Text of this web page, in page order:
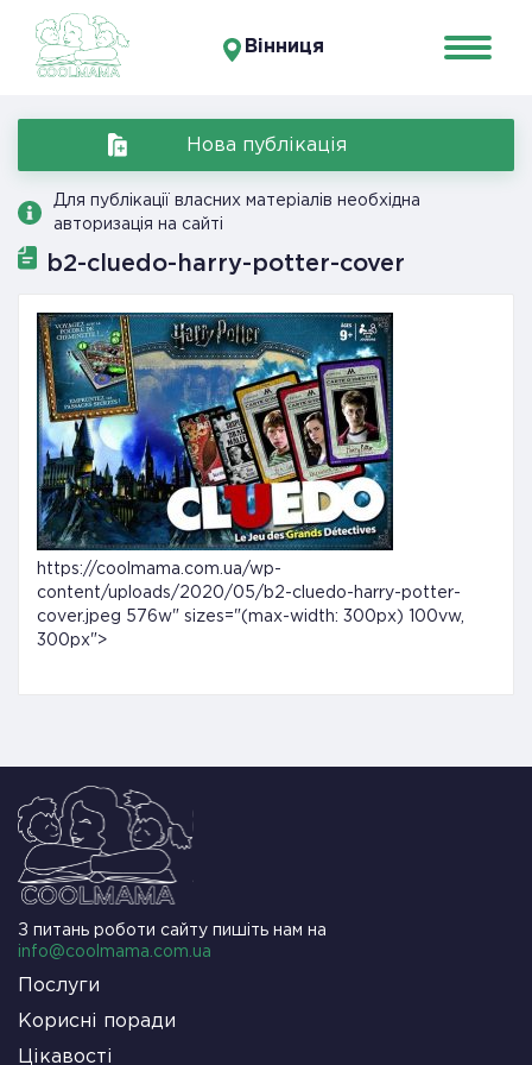
Вінниця
Нова публікація
Для публікації власних матеріалів необхідна
авторизація на сайті
b2-cluedo-harry-potter-cover
https://coolmama.com.ua/wp-
content/uploads/2020/05/b2-cluedo-harry-potter-
cover.jpeg 576w" sizes="(max-width: 300px) 100vw,
300px">
З питань роботи сайту пишіть нам на
info@coolmama.com.ua
Послуги
Корисні поради
Цікавості